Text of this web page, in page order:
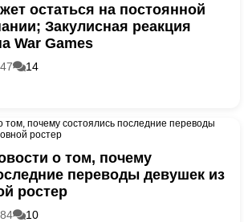
остаться на постоянной
Закулисная реакция
War Games
14
о том, почему
переводы девушек из
ростер
10